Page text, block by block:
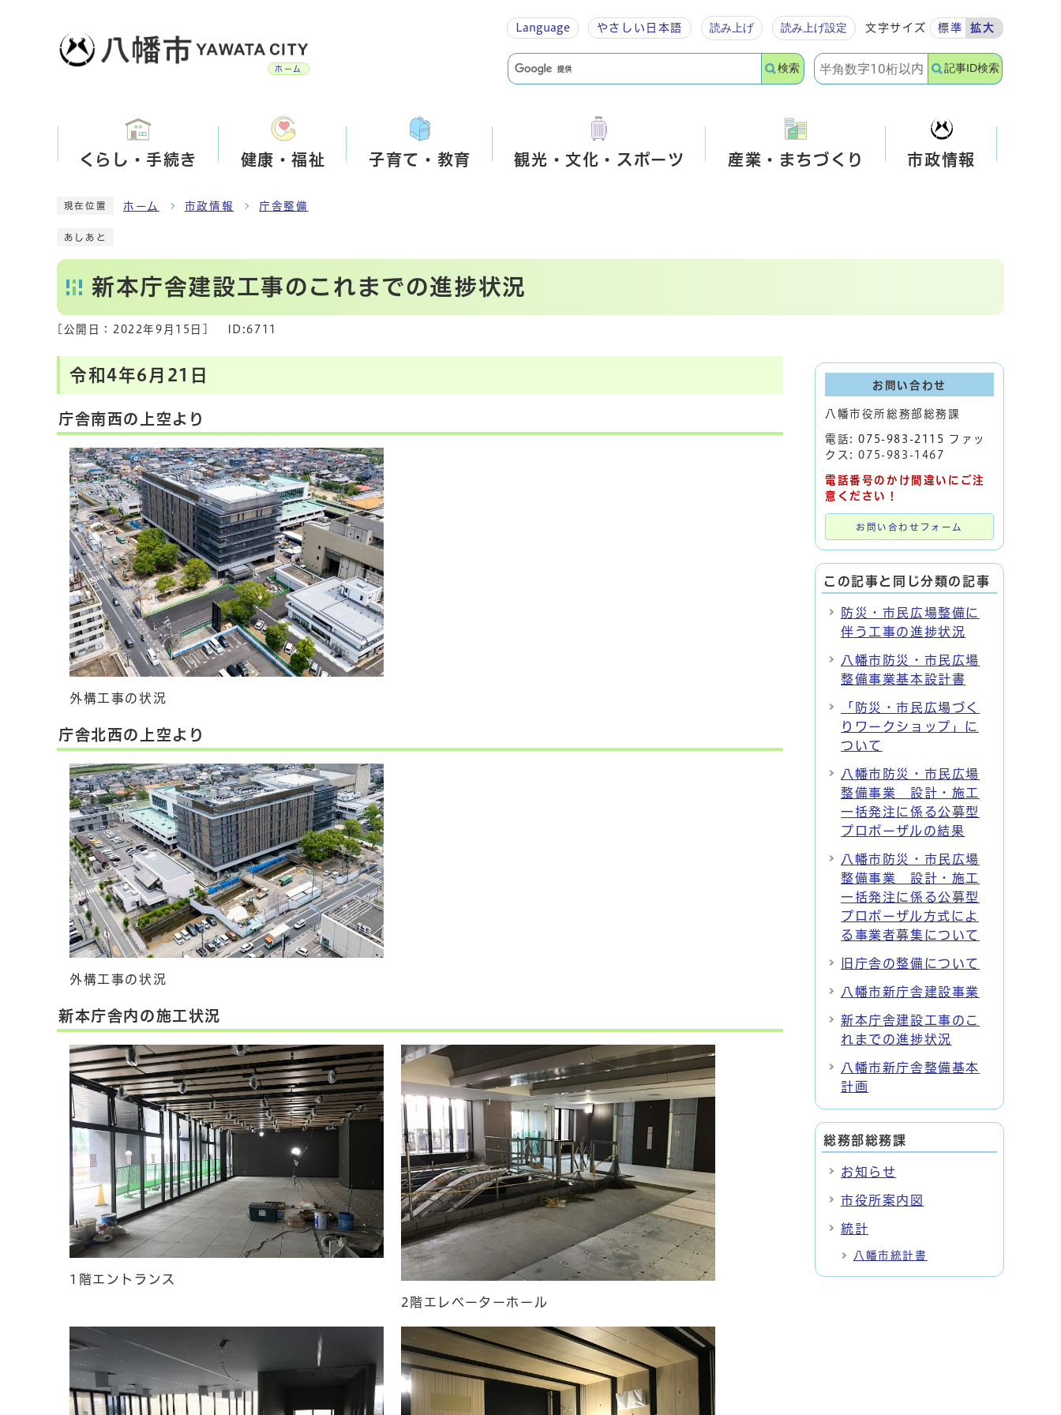
ホーム
Language やさしい 日本語 読み上げ 読み上げ設定 文字サイズ 標準 拡大
検索 記事ID検索
くらし・手続き 健康・福祉 子育て・教育 観光・文化・スポーツ 産業・まちづくり 市政情報
現在位置 ホーム 市政情報 庁舎整備
あしあと
新本庁舎建設工事のこれまでの進捗状況
[公開日： 2022年9月15日 ID:6711
令和4年6月21日
庁舎南西の上空より
外構工事の状況
庁舎北西の上空より
外構工事の状況
新本庁舎内の施工状況
1階エントランス
2階エレベーターホール
お問い合わせ
八幡市役所総務部総務課
電話:075-983-2115
ファッ
クス: 075-983-1467
電話番号のかけ間違いにご注
意ください！
お問い合わせフォーム
この記事と同じ分類の記事
防災・市民広場整備に
伴う工事の進捗状況
八幡市防災・市民広場
整備事業基本設計書
「防災・市民広場づく
りワークショップ」に
ついて
八幡市防災・市民広場
整備事業 設計・施工
一括発注に係る公募型
プロポーザルの結果
八幡市防災・市民広場
整備事業 設計・施工
一括発注に係る公募型
プロポーザル方式によ
る事業者募集について
旧庁舎の整備について
八幡市新庁舎建設事業
新本庁舎建設工事のこ
れまでの進捗状況
八幡市新庁舎整備基本
計画
総務部総務課
お知らせ
市役所案内図
統計
八幡市統計書